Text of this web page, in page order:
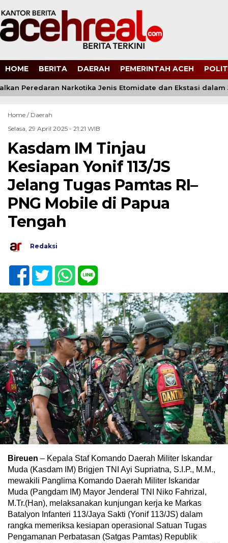
HOME BERITA DAERAH PEMERINTAH ACEH
Peredaran Narkotika Jenis Etomidate dan Ekstasi dalam
Home / Daerah
Selasa, 29 April 2025 - 21:21 WIB
Kasdam IM Tinjau
Kesiapan Yonif 113/JS
Jelang Tugas Pamtas RI–
PNG Mobile di Papua
Tengah
Redaksi
Bireuen – Kepala Staf Komando Daerah Militer Iskandar
Muda (Kasdam IM) Brigjen TNI Ayi Supriatna, S.I.P., M.M.,
mewakili Panglima Komando Daerah Militer Iskandar
Muda (Pangdam IM) Mayor Jenderal TNI Niko Fahrizal,
M.Tr.(Han), melaksanakan kunjungan kerja ke Markas
Batalyon Infanteri 113/Jaya Sakti (Yonif 113/JS) dalam
rangka memeriksa kesiapan operasional Satuan Tugas
Pengamanan Perbatasan (Satgas Pamtas) Republik